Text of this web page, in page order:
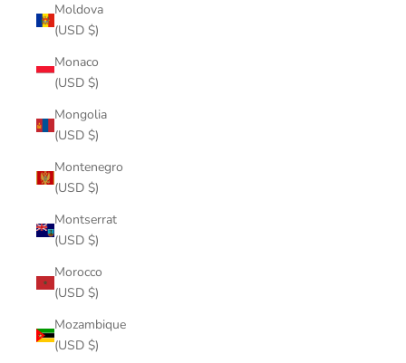
Moldova
(USD $)
Monaco
(USD $)
Mongolia
(USD $)
Montenegro
(USD $)
Montserrat
(USD $)
Morocco
(USD $)
Mozambique
(USD $)